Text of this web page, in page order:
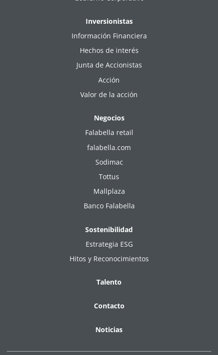
Inversionistas
Información Financiera
Hechos de interés
Junta de Accionistas
Acción
Valor de la acción
Negocios
Falabella retail
falabella.com
Sodimac
Tottus
Mallplaza
Banco Falabella
Sostenibilidad
Estrategia ESG
Hitos y Reconocimientos
Talento
Contacto
Noticias